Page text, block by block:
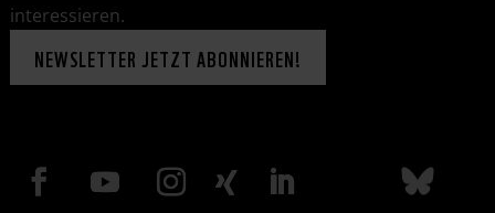
interessieren.
NEWSLETTER JETZT ABONNIEREN!